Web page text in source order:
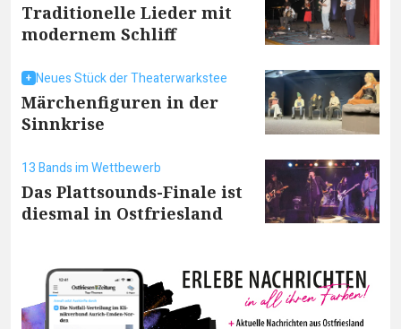
Traditionelle Lieder mit
modernem Schliff
Neues Stück der Theaterwarkstee
Märchenfiguren in der
Sinnkrise
13 Bands im Wettbewerb
Das Plattsounds-Finale ist
diesmal in Ostfriesland